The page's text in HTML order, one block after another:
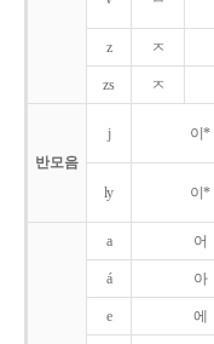
z ㅈ
zs ㅈ
반모음
j 이*
ly 이*
a 어
á 아
e 에